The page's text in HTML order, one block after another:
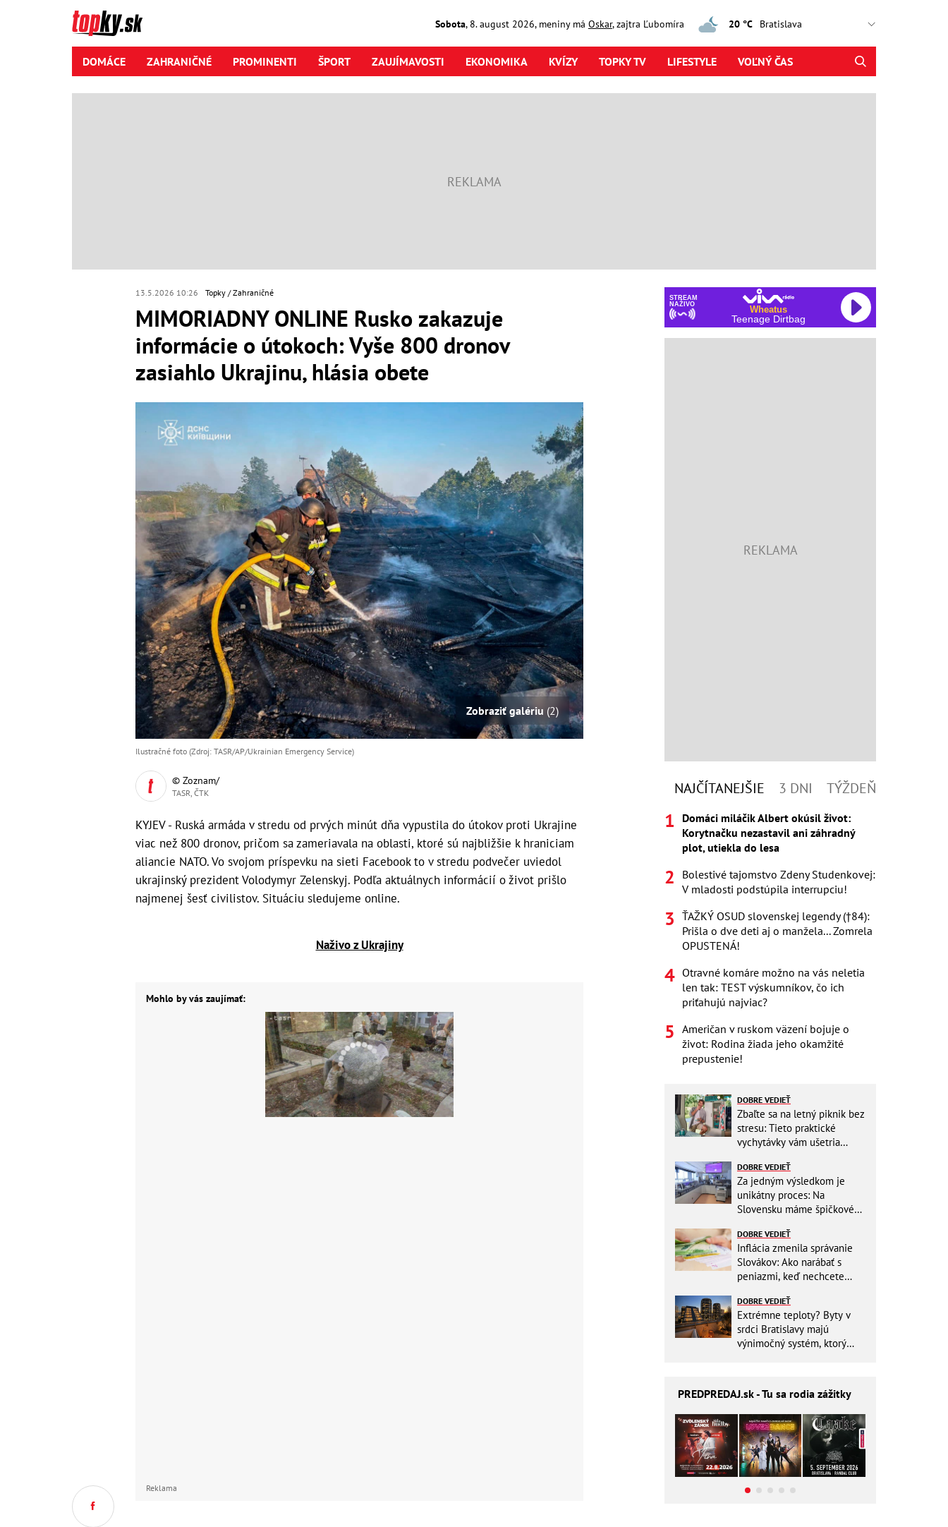
Sobota, 8. august2026, meniny má Oskar, zajtra Ľubomíra 20 °C
DOMÁCE ZAHRANIČNÉ PROMINENTI ŠPORT ZAUJÍMAVOSTI EKONOMIKA KVÍZY TOPKY TV LIFESTYLE VOĽNÝ ČAS
13.5.2026 10:26 Topky Zahraničné
MIMORIADNY ONLINE Rusko zakazuje
informácie o útokoch: Vyše 800 dronov
zasiahlo Ukrajinu, hlásia obete
Zobraziť galériu (2)
Ilustračné foto (Zdroj: TASR/AP/Ukrainian Emergency Service)
© Zoznam/
TASR, ČTK
KYJEV - Ruská armáda v stredu od prvých minút dňa vypustila do útokov proti Ukrajine
viac než 800 dronov, pričom sa zameriavala na oblasti, ktoré sú najbližšie k hraniciam
aliancie NATO. Vo svojom príspevku na sieti Facebook to v stredu podvečer uviedol
ukrajinský prezident Volodymyr Zelenskyj. Podľa aktuálnych informácií o život prišlo
najmenej šesť civilistov. Situáciu sledujeme online.
Naživo z Ukrajiny
Mohlo by vás zaujímať:
Reklama
STREAM
NAŽIVO
Wheatus
Teenage Dirtbag
NAJČÍTANEJŠIE 3 DNI TÝŽDEŇ
Domáci miláčik Albert okúsil život:
Korytnačku nezastavil ani záhradný
plot, utiekla do lesa
Bolestivé tajomstvo Zdeny Studenkovej:
V mladosti podstúpila interrupciu!
ŤAŽKÝ OSUD slovenskej legendy (†84):
Prišla o dve deti aj o manžela... Zomrela
OPUSTENÁ!
Otravné komáre možno na vás neletia
len tak: TEST výskumníkov, čo ich
priťahujú najviac?
Američan v ruskom väzení bojuje o
život: Rodina žiada jeho okamžité
prepustenie!
DOBRE VEDIEŤ
Zbaľte sa na letný piknik bez
stresu: Tieto praktické
vychytávky vám ušetria
DOBRE VEDIEŤ
Za jedným výsledkom je
unikátny proces: Na
Slovensku máme špičkové
DOBRE VEDIEŤ
Inflácia zmenila správanie
Slovákov: Ako narábať s
peniazmi, keď nechcete
DOBRE VEDIEŤ
Extrémne teploty? Byty v
srdci Bratislavy majú
výnimočný systém, ktorý
PREDPREDAJ.sk - Tu sa rodia zážitky